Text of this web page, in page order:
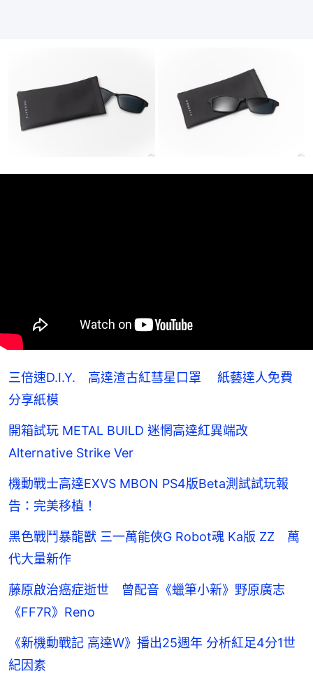
三倍速D.I.Y. 高達渣古紅彗星口罩 紙藝達人免費
分享紙模
開箱試玩 METAL BUILD 迷惘高達紅異端改
Alternative Strike Ver
機動戰士高達EXVS MBON PS4版Beta測試試玩報
告：完美移植！
黑色戰鬥暴龍獸 三一萬能俠G Robot魂 Ka版 ZZ 萬
代大量新作
藤原啟治癌症逝世 曾配音《蠟筆小新》野原廣志
《FF7R》Reno
《新機動戰記 高達W》播出25週年 分析紅足4分1世
紀因素